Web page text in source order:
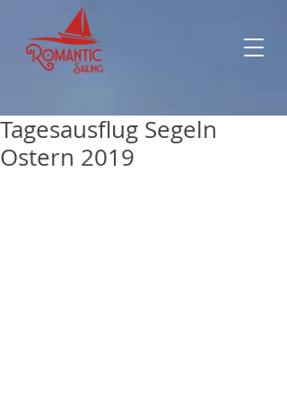
Tagesausflug Segeln
Ostern 2019